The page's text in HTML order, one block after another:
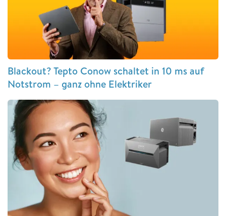
Blackout? Tepto Conow schaltet in 10 ms auf
Notstrom – ganz ohne Elektriker